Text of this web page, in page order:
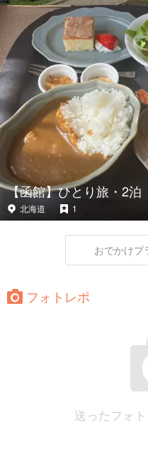
【函館】ひとり旅・2泊
北海道 1
おでかけプ
フォトレポ
送ったフォ